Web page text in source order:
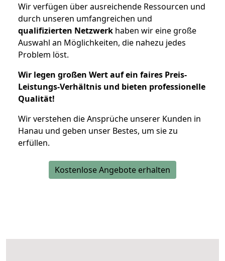
Wir verfügen über ausreichende Ressourcen und
durch unseren umfangreichen und
qualifizierten Netzwerk haben wir eine große
Auswahl an Möglichkeiten, die nahezu jedes
Problem löst.
Wir legen großen Wert auf ein faires Preis-
Leistungs-Verhältnis und bieten professionelle
Qualität!
Wir verstehen die Ansprüche unserer Kunden in
Hanau und geben unser Bestes, um sie zu
erfüllen.
Kostenlose Angebote erhalten